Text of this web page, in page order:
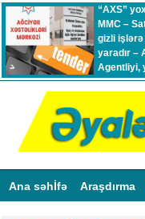
“AXS”
MMC –
gizli
yaradır –
Agentliyi,
Ana səhİfə Araşdırma